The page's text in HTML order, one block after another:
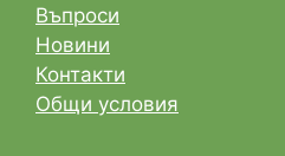
Въпроси
Новини
Контакти
Общи условия